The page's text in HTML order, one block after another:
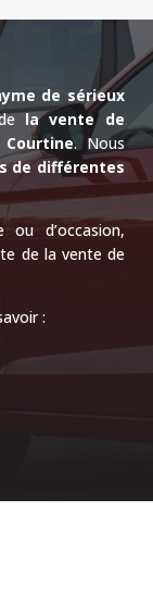
de sérieux
dela vente de
. Nous
de différentes
d’occasion,
de la vente de
: